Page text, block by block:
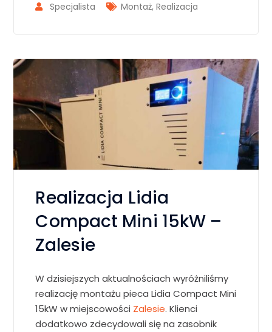
Specjalista Montaż,Realizacja
Realizacja Lidia
Compact Mini 15kW –
Zalesie
W dzisiejszych aktualnościach wyróżniliśmy
realizację montażu pieca Lidia Compact Mini
15kW w miejscowości Zalesie. Klienci
dodatkowo zdecydowali się na zasobnik